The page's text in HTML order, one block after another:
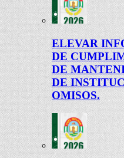
ELEVAR
DE
DE
DE
OMISOS.